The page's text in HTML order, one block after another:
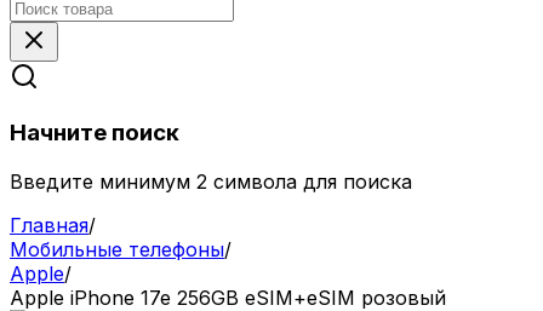
Начните поиск
Введите минимум 2 символа для поиска
Главная/
Мобильные телефоны/
Apple/
Apple iPhone 17e 256GB eSIM+eSIM розовый